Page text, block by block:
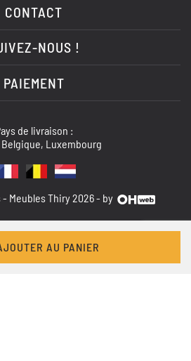
AU PANIER
CONTACT
NOUS !
PAIEMENT
de livraison :
Belgique, Luxembourg
Meubles Thiry 2026 - by